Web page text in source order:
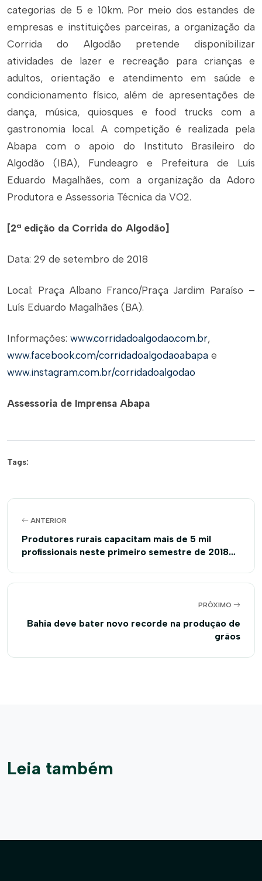
categorias de 5 e 10km. Por meio dos estandes de
empresas e instituições parceiras, a organização da
Corrida do Algodão pretende disponibilizar
atividades de lazer e recreação para crianças e
adultos, orientação e atendimento em saúde e
condicionamento físico, além de apresentações de
dança, música, quiosques e food trucks com a
gastronomia local. A competição é realizada pela
Abapa com o apoio do Instituto Brasileiro do
Algodão (IBA), Fundeagro e Prefeitura de Luís
Eduardo Magalhães, com a organização da Adoro
Produtora e Assessoria Técnica da VO2.
[2ª edição da Corrida do Algodão]
Data: 29 de setembro de 2018
Local: Praça Albano Franco/Praça Jardim Paraíso –
Luís Eduardo Magalhães (BA).
Informações: www.corridadoalgodao.com.br,
www.facebook.com/corridadoalgodaoabapa e
www.instagram.com.br/corridadoalgodao
Assessoria de Imprensa Abapa
Tags:
ANTERIOR
Produtores rurais capacitam mais de 5 mil
profissionais neste primeiro semestre de 2018
PRÓXIMO
Bahia deve bater novo recorde na produção de
grãos
Leia também